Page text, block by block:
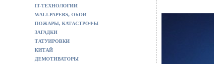
IT-ТЕХНОЛОГИИ
WALLPAPERS, ОБОИ
ПОЖАРЫ, КАТАСТРОФЫ
ЗАГАДКИ
ТАТУИРОВКИ
КИТАЙ
ДЕМОТИВАТОРЫ